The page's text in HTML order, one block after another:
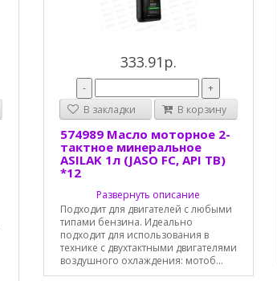
333.91р.
-
+
В закладки
В корзину
574989 Масло моторное 2-
тактное минеральное
ASILAK 1л (JASO FC, API TВ)
*12
Развернуть описание
Подходит для двигателей с любыми
типами бензина. Идеально
подходит для использования в
технике с двухтактными двигателями
воздушного охлаждения: мотоб...